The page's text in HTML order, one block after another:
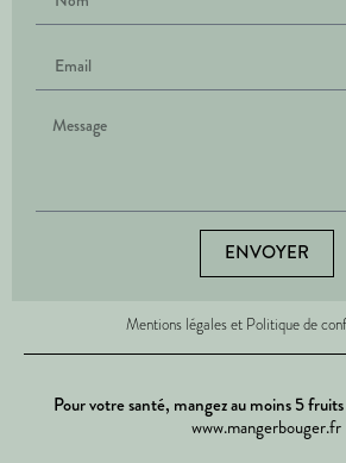
ENVOYER
Mentions légales et Politique de
Pour votre santé, mangez au moins 5
www.mangerbouger.fr